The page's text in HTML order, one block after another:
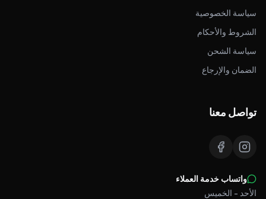
سياسة الخصوصية
الشروط والأحكام
سياسة الشحن
الضمان والإرجاع
تواصل معنا
واتساب خدمة العملاء
الأحد - الخميس